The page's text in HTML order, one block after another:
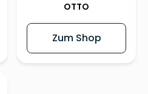
OTTO
Zum Shop